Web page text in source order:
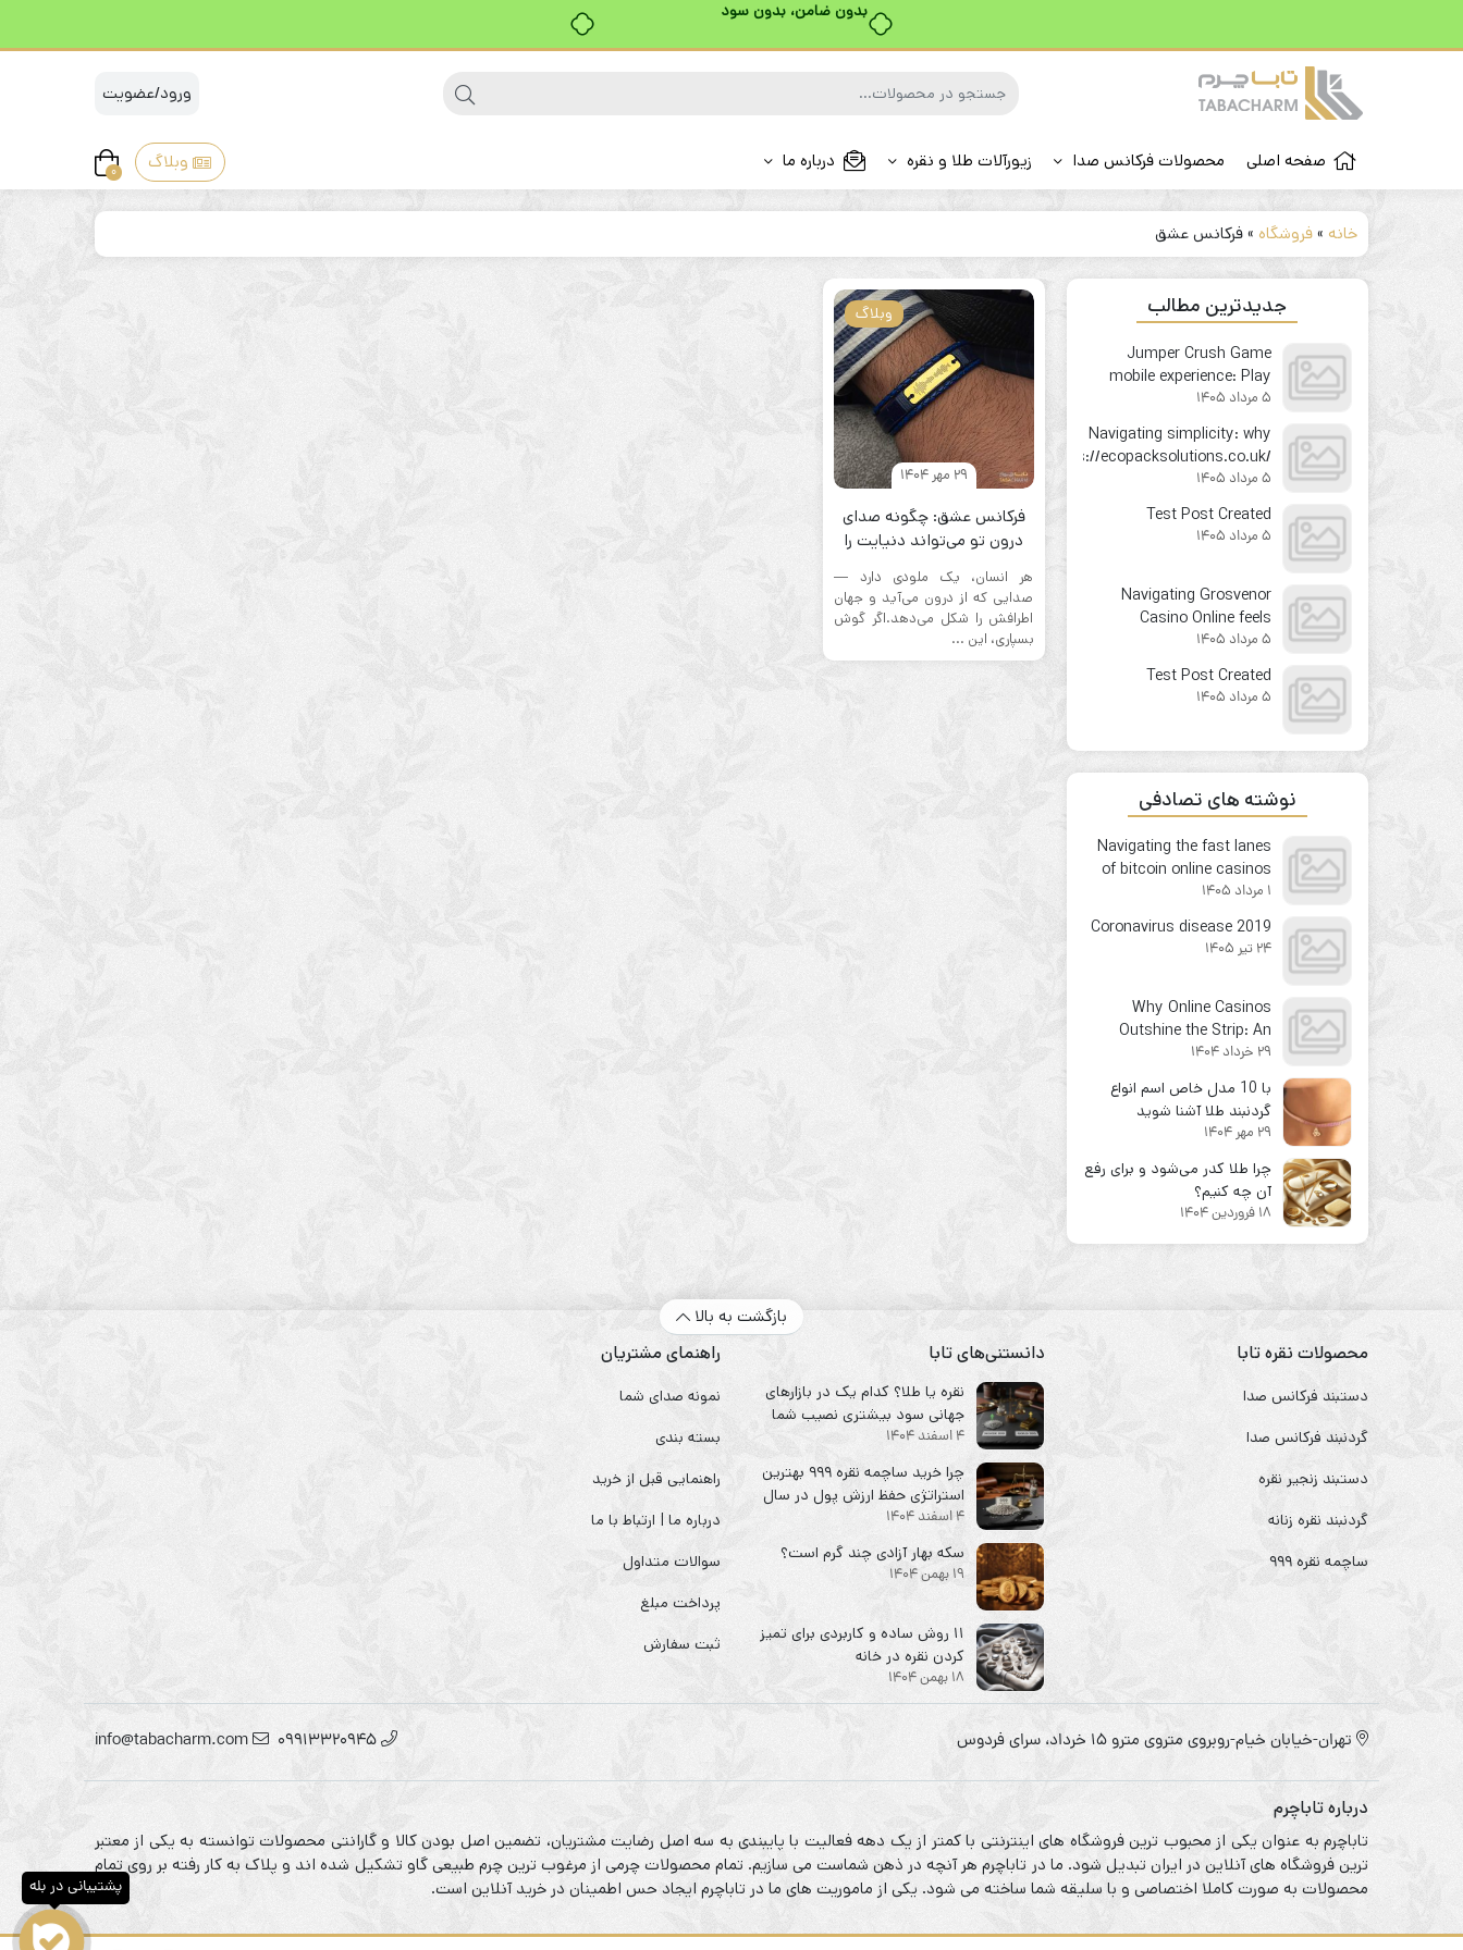
بدون ضامن، بدون سود
ورود/عضویت
صفحه اصلی محصولات فرکانس صدا زیورآلات طلا و نقره درباره ما وبلاگ 0
خانه »فروشگاه »فرکانس عشق
وبلاگ
29 مهر 1404
فرکانس عشق: چگونه صدای
درون تو می‌تواند دنیایت را
هر انسان، یک ملودی دارد —
صدایی که از درون می‌آید و جهان
اطرافش را شکل می‌دهد.اگر گوش
بسپاری، این ...
جدیدترین مطالب
Jumper Crush Game
mobile experience: Play
your favorite instant win
game on the go
5 مرداد 1405
Navigating simplicity: why
https://ecopacksolutions.co.uk/
feels like second nature
from the first click
5 مرداد 1405
Test Post Created
5 مرداد 1405
Navigating Grosvenor
Casino Online feels
surprisingly
straightforward for
newcomers
5 مرداد 1405
Test Post Created
5 مرداد 1405
نوشته های تصادفی
Navigating the fast lanes
of bitcoin online casinos
without losing your way1 مرداد 1405
Coronavirus disease 2019
24 تیر 1405
Why Online Casinos
Outshine the Strip: An
Expert Guide to Smarter
Play
29 خرداد 1404
با 10 مدل خاص اسم انواع
گردنبند طلا آشنا شوید
29 مهر 1404
چرا طلا کدر می‌شود و برای رفع
آن چه کنیم؟
18 فروردین 1404
بازگشت به بالا
محصولات نقره تابا
دستبند فرکانس صدا
گردنبند فرکانس صدا
دستبند زنجیر نقره
گردنبند نقره زنانه
ساچمه نقره ۹۹۹
دانستنی‌های تابا
نقره یا طلا؟ کدام یک در بازارهای
جهانی سود بیشتری نصیب شما
می‌کند؟
4 اسفند 1404
چرا خرید ساچمه نقره ۹۹۹ بهترین
استراتژی حفظ ارزش پول در سال
۱۴۰۴ است؟
4 اسفند 1404
سکه‌ بهار آزادی چند گرم است؟
19 بهمن 1404
۱۱ روش ساده و کاربردی برای تمیز
کردن نقره در خانه
18 بهمن 1404
راهنمای مشتریان
نمونه صدای شما
بسته بندی
راهنمایی قبل از خرید
درباره ما | ارتباط با ما
سوالات متداول
پرداخت مبلغ
ثبت سفارش
تهران-خیابان خیام-روبروی متروی مترو ۱۵ خرداد، سرای فردوس 09913320945
info@tabacharm.com
درباره تاباچرم
تاباچرم به عنوان یکی از محبوب ترین فروشگاه های اینترنتی با کمتر از یک دهه فعالیت با پایبندی به سه اصل رضایت مشتریان، تضمین اصل بودن کالا و گارانتی محصولات توانسته به یکی از معتبر
ترین فروشگاه های آنلاین در ایران تبدیل شود. ما در تاباچرم هر آنچه در ذهن شماست می سازیم. تمام محصولات چرمی از مرغوب ترین چرم طبیعی گاو تشکیل شده اند و پلاک به کار رفته بر روی تمام
محصولات به صورت کاملا اختصاصی و با سلیقه شما ساخته می شود. یکی از ماموریت های ما در تاباچرم ایجاد حس اطمینان در خرید آنلاین است.
پشتیبانی در بله